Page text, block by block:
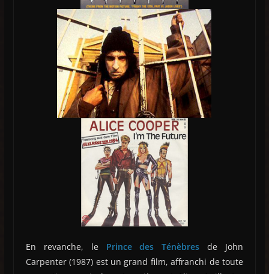
En revanche, le Prince des Ténèbres de John
Carpenter (1987) est un grand film, affranchi de toute